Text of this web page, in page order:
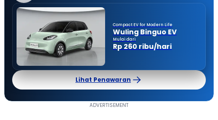
Compact EV for Modern Life
Wuling Binguo EV
Mulai dari
Rp 260 ribu/hari
Lihat Penawaran